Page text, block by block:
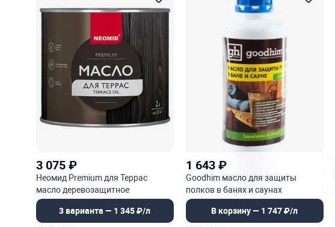
3 075₽
Неомид Premium для Террас
масло деревозащитное
3 варианта — 1 345 ₽/л
1 643₽
Goodhim масло для защиты
полков в банях и саунах
В корзину — 1 747 ₽/л